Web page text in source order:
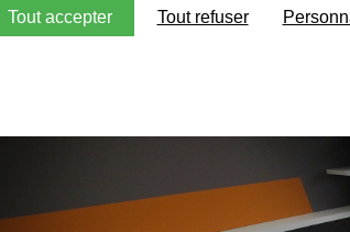
Tout accepter Tout refuser